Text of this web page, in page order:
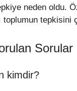
neden oldu.
toplumun tepkisini
Sorular
kimdir?